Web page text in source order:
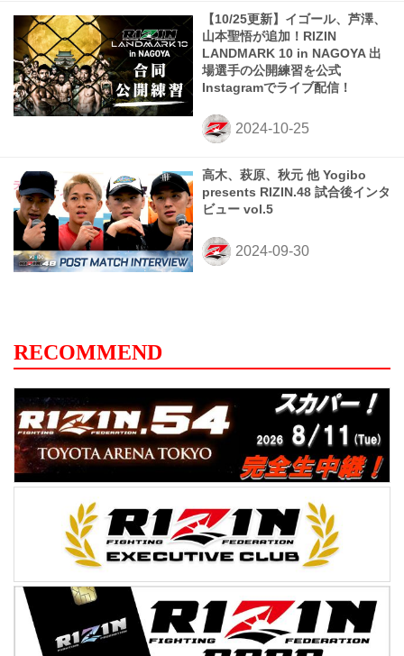
【10/25更新】イゴール、芦澤、
山本聖悟が追加！RIZIN
LANDMARK 10 in NAGOYA 出
場選手の公開練習を公式
Instagramでライブ配信！
高木、萩原、秋元 他 Yogibo
presents RIZIN.48 試合後インタ
ビュー vol.5
RECOMMEND